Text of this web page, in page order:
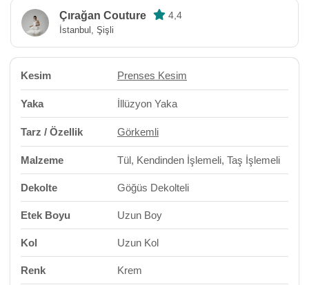
Çırağan Couture 4,4
İstanbul, Şişli
Kesim Prenses Kesim
Yaka İllüzyon Yaka
Tarz / Özellik Görkemli
Malzeme Tül, Kendinden İşlemeli, Taş İşlemeli
Dekolte Göğüs Dekolteli
Etek Boyu Uzun Boy
Kol Uzun Kol
Renk Krem